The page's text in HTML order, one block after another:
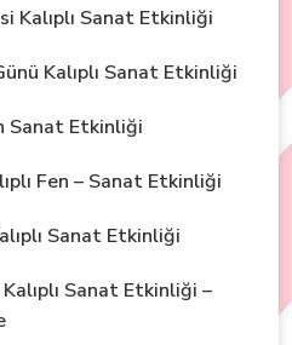
Kalıplı Sanat Etkinliği
Kalıplı Sanat Etkinliği
Sanat Etkinliği
Fen – Sanat Etkinliği
Sanat Etkinliği
Sanat Etkinliği –